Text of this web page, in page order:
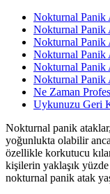
Nokturnal Panik
Nokturnal Panik
Nokturnal Panik
Nokturnal Panik
Nokturnal Panik
Nokturnal Panik
Ne Zaman
Uykunuzu Geri
Nokturnal panik
yoğunlukta olabilir
özellikle korkutucu
kişilerin yaklaşık
nokturnal panik atak